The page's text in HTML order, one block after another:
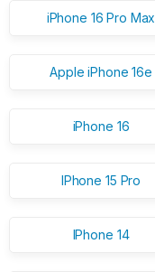
iPhone 16 Pro Max
Apple iPhone 16e
iPhone 16
IPhone 15 Pro
IPhone 14